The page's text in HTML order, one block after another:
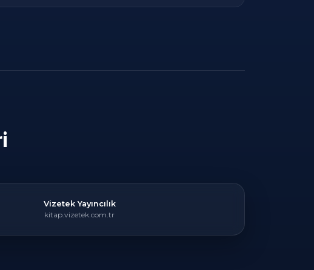
Vizetek Yayıncılık
kitap.vizetek.com.tr